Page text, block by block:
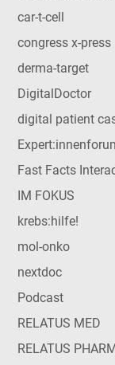
car-t-cell
congress x-press
derma-target
DigitalDoctor
digital patient
Fast Facts
IM FOKUS
krebs:hilfe!
mol-onko
nextdoc
Podcast
RELATUS MED
RELATUS